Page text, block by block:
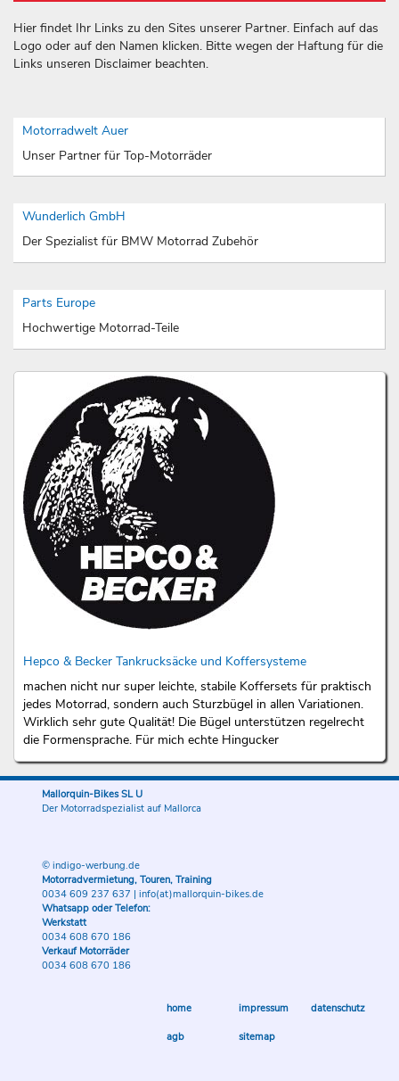
Hier findet Ihr Links zu den Sites unserer Partner. Einfach auf das
Logo oder auf den Namen klicken. Bitte wegen der Haftung für die
Links unseren Disclaimer beachten.
Motorradwelt Auer
Unser Partner für Top-Motorräder
Wunderlich GmbH
Der Spezialist für BMW Motorrad Zubehör
Parts Europe
Hochwertige Motorrad-Teile
Hepco & Becker Tankrucksäcke und Koffersysteme
machen nicht nur super leichte, stabile Koffersets für praktisch
jedes Motorrad, sondern auch Sturzbügel in allen Variationen.
Wirklich sehr gute Qualität! Die Bügel unterstützen regelrecht
die Formensprache. Für mich echte Hingucker
Mallorquin-Bikes SL U
Der Motorradspezialist auf Mallorca
© indigo-werbung.de
Motorradvermietung, Touren, Training
0034 609 237 637 | info(at)mallorquin-bikes.de
Whatsapp oder Telefon:
Werkstatt
0034 608 670 186
Verkauf Motorräder
0034 608 670 186
home impressum datenschutz
agb sitemap